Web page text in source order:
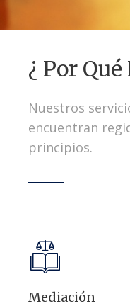
¿ Por
Nuestros
encuentran
principios.
Mediación